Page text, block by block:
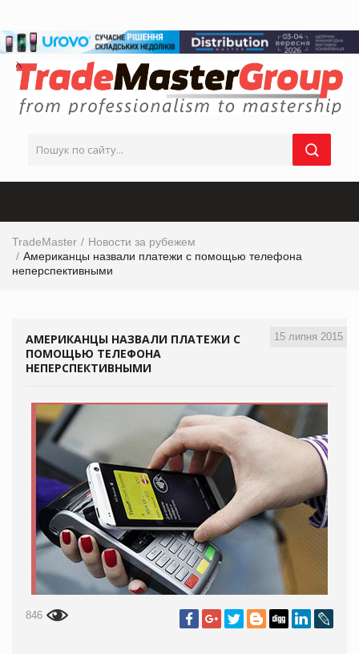
TradeMaster
Новости за рубежем
Американцы назвали платежи с помощью телефона
неперспективными
15 липня 2015
АМЕРИКАНЦЫ НАЗВАЛИ ПЛАТЕЖИ С
ПОМОЩЬЮ ТЕЛЕФОНА
НЕПЕРСПЕКТИВНЫМИ
846